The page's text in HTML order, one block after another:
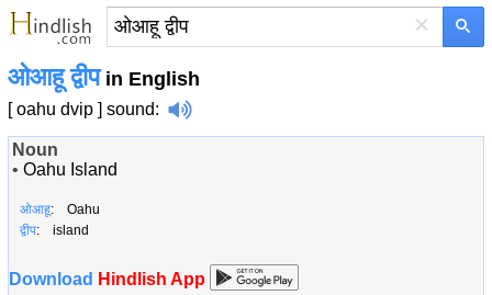
×
ओआहू द्वीपin English
[ oahu dvip ] sound:
Noun
• Oahu Island
ओआहू: Oahu
द्वीप: island
Download Hindlish App